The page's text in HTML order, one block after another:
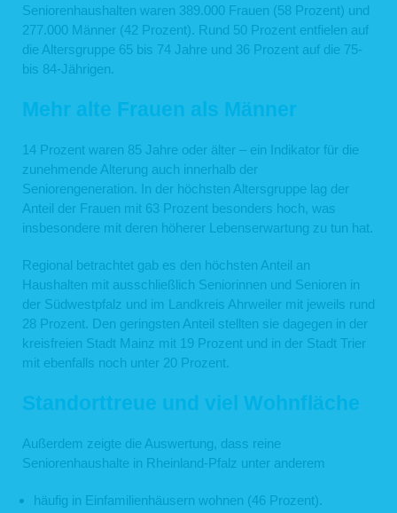
Seniorenhaushalten waren 389.000 Frauen (58 Prozent) und
277.000 Männer (42 Prozent). Rund 50 Prozent entfielen auf
die Altersgruppe 65 bis 74 Jahre und 36 Prozent auf die 75-
bis 84-Jährigen.
Mehr alte Frauen als Männer
14 Prozent waren 85 Jahre oder älter – ein Indikator für die
zunehmende Alterung auch innerhalb der
Seniorengeneration. In der höchsten Altersgruppe lag der
Anteil der Frauen mit 63 Prozent besonders hoch, was
insbesondere mit deren höherer Lebenserwartung zu tun hat.
Regional betrachtet gab es den höchsten Anteil an
Haushalten mit ausschließlich Seniorinnen und Senioren in
der Südwestpfalz und im Landkreis Ahrweiler mit jeweils rund
28 Prozent. Den geringsten Anteil stellten sie dagegen in der
kreisfreien Stadt Mainz mit 19 Prozent und in der Stadt Trier
mit ebenfalls noch unter 20 Prozent.
Standorttreue und viel Wohnfläche
Außerdem zeigte die Auswertung, dass reine
Seniorenhaushalte in Rheinland-Pfalz unter anderem
häufig in Einfamilienhäusern wohnen (46 Prozent).